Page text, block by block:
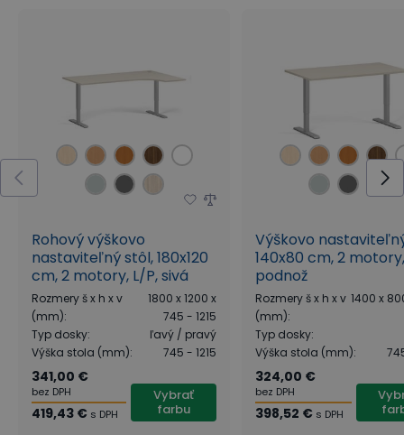
Rohový výškovo
nastaviteľný stôl, 180x120
cm, 2 motory, L/P, sivá
podnož
Rozmery š x h x v
(mm):
1800 x 1200 x
745 - 1215
Typ dosky:
ľavý / pravý
Výška stola (mm): 745 - 1215
341,00 €
bez DPH
419,43 € s DPH
Vybrať
farbu
Výškovo
140x80 cm, 2
podnož
Rozmery š x h x v
(mm):
1400 x
Typ dosky:
Výška stola (mm):
324,00 €
bez DPH
398,52 € s DPH